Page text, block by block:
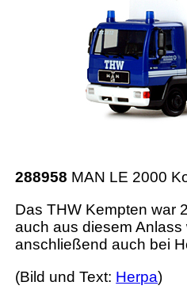
288958 MAN LE 2000
Das THW Kempten war
auch aus diesem
anschließend auch bei
(Bild und Text: Herpa)